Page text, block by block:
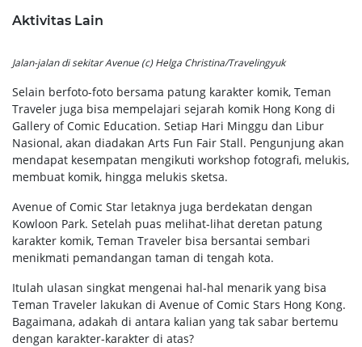
Aktivitas Lain
Jalan-jalan di sekitar Avenue (c) Helga Christina/Travelingyuk
Selain berfoto-foto bersama patung karakter komik, Teman
Traveler juga bisa mempelajari sejarah komik Hong Kong di
Gallery of Comic Education. Setiap Hari Minggu dan Libur
Nasional, akan diadakan Arts Fun Fair Stall. Pengunjung akan
mendapat kesempatan mengikuti workshop fotografi, melukis,
membuat komik, hingga melukis sketsa.
Avenue of Comic Star letaknya juga berdekatan dengan
Kowloon Park. Setelah puas melihat-lihat deretan patung
karakter komik, Teman Traveler bisa bersantai sembari
menikmati pemandangan taman di tengah kota.
Itulah ulasan singkat mengenai hal-hal menarik yang bisa
Teman Traveler lakukan di Avenue of Comic Stars Hong Kong.
Bagaimana, adakah di antara kalian yang tak sabar bertemu
dengan karakter-karakter di atas?